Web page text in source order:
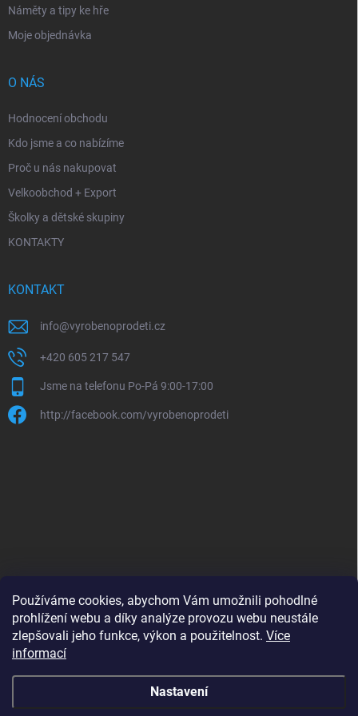
Používáme cookies, abychom Vám umožnili pohodlné
prohlížení webu a díky analýze provozu webu neustále
zlepšovali jeho funkce, výkon a použitelnost. Více
informací
Nastavení
Náměty a tipy ke hře
Moje objednávka
O NÁS
Hodnocení obchodu
Kdo jsme a co nabízíme
Proč u nás nakupovat
Velkoobchod + Export
Školky a dětské skupiny
KONTAKTY
KONTAKT
info@vyrobenoprodeti.cz
+420 605 217 547
Jsme na telefonu Po-Pá 9:00-17:00
http://facebook.com/vyrobenoprodeti
B2B shop pro obchodníky - www.krokido.cz